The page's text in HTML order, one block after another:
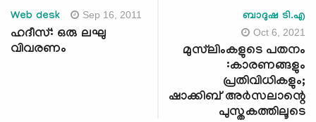
Web desk Sep 16, 2011
ഹദീസ്: ഒരു ലഘു
വിവരണം
ബാദുഷ ടി.എ
Oct 6, 2021
മുസ്‌ലിംകളുടെ പതനം
:കാരണങ്ങളും
പ്രതിവിധികളും;
ഷാക്കിബ് അര്‍സലാന്റെ
പുസ്തകത്തിലൂടെ